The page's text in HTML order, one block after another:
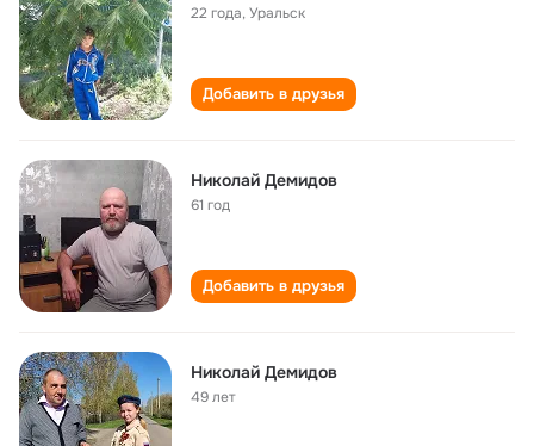
22 года,Уральск
Добавить в друзья
Николай Демидов
61 год
Добавить в друзья
Николай Демидов
49 лет